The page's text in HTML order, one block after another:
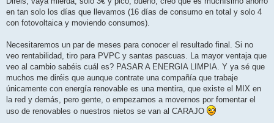
en tan solo los días que llevamos (16 días de consumo en total y solo 4
con fotovoltaica y moviendo consumos).
Necesitaremos un par de meses para conocer el resultado final. Si no
veo rentabilidad, tiro para PVPC y santas pascuas. La mayor ventaja que
veo al cambio sabéis cuál es? PASAR A ENERGIA LIMPIA. Y ya sé que
muchos me diréis que aunque contrate una compañía que trabaje
únicamente con energía renovable es una mentira, que existe el MIX en
la red y demás, pero gente, o empezamos a movernos por fomentar el
uso de renovables o nuestros nietos se van al CARAJO